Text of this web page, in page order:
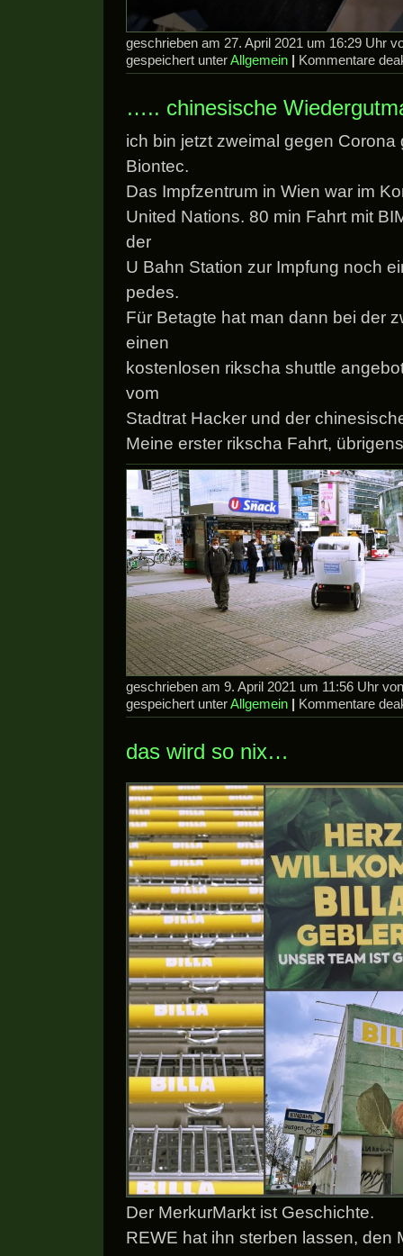
geschrieben am 27. April 2021 um 16:29 Uhr
gespeichert unterAllgemein Kommentare
….. chinesische
ich bin jetzt zweimal gegen Corona
Biontec.
Das Impfzentrum in Wien war im
United Nations. 80 min Fahrt mit
der
U Bahn Station zur Impfung noch
pedes.
Für Betagte hat man dann bei der
einen
kostenlosen rikscha shuttle
vom
Stadtrat Hacker und der
Meine erster rikscha Fahrt, übrigens
geschrieben am 9. April 2021 um 11:56 Uhr
gespeichert unterAllgemein Kommentare
das wird so nix…
Der MerkurMarkt ist Geschichte.
REWE hat ihn sterben lassen, den